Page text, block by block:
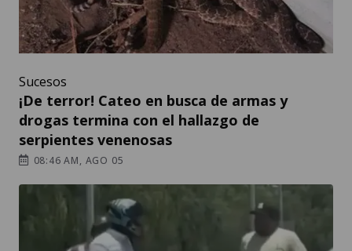
Sucesos
¡De terror! Cateo en busca de armas y
drogas termina con el hallazgo de
serpientes venenosas
08:46 AM, AGO 05